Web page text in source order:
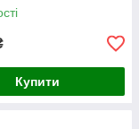
Купити